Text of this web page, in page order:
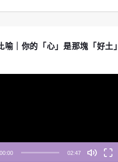
喻｜你的「心」是那塊「好土」
00:00 02:47